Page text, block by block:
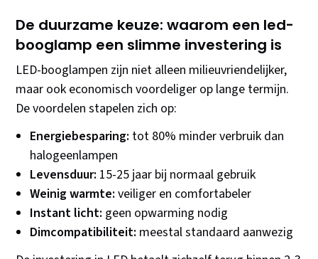
De duurzame keuze: waarom een led-
booglamp een slimme investering is
LED-booglampen zijn niet alleen milieuvriendelijker,
maar ook economisch voordeliger op lange termijn.
De voordelen stapelen zich op:
Energiebesparing: tot 80% minder verbruik dan
halogeenlampen
Levensduur: 15-25 jaar bij normaal gebruik
Weinig warmte: veiliger en comfortabeler
Instant licht: geen opwarming nodig
Dimcompatibiliteit: meestal standaard aanwezig